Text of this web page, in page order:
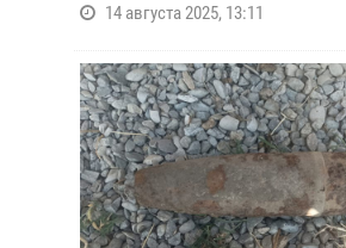
14 августа 2025, 13:11